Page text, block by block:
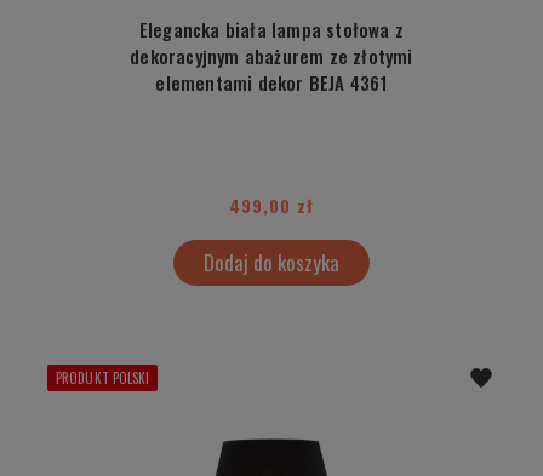
Elegancka biała lampa stołowa z
dekoracyjnym abażurem ze złotymi
elementami dekor BEJA 4361
499,00 zł
Dodaj do koszyka
PRODUKT POLSKI